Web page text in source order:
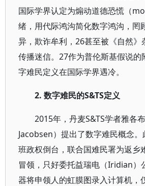
国际学界认定为煽动道德恐慌（
绪，用代际鸿沟简化数字鸿沟，罔
异，欺诈牟利，26甚至被《自然》
传播迷信。27作为普伦斯基假说的
字难民定义在国际学界遇冷。
2. 数字难民的S&TS定义
2015年，丹麦S&TS学者雅各
Jacobsen）提出了数字难民概念
班政权倒台，联合国难民署为返乡
冒领，只好委托益瑞电（Iridian）
器将申领人的虹膜图录入计算机，